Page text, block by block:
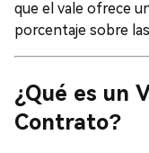
que el vale ofrece
porcentaje sobre
¿Qué es un
Contrato?